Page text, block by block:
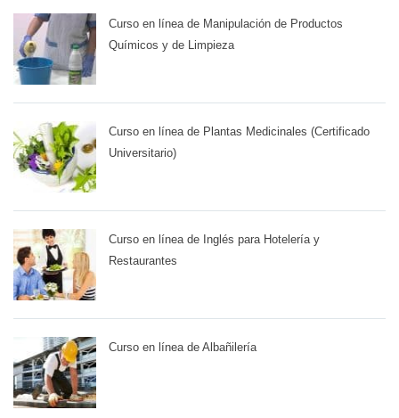
Curso en línea de Manipulación de Productos
Químicos y de Limpieza
Curso en línea de Plantas Medicinales (Certificado
Universitario)
Curso en línea de Inglés para Hotelería y
Restaurantes
Curso en línea de Albañilería